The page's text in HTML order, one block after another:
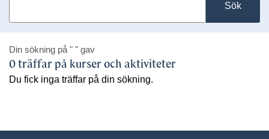
Sök
Din sökning på " " gav
0 träffar på kurser och aktiviteter
Du fick inga träffar på din sökning.